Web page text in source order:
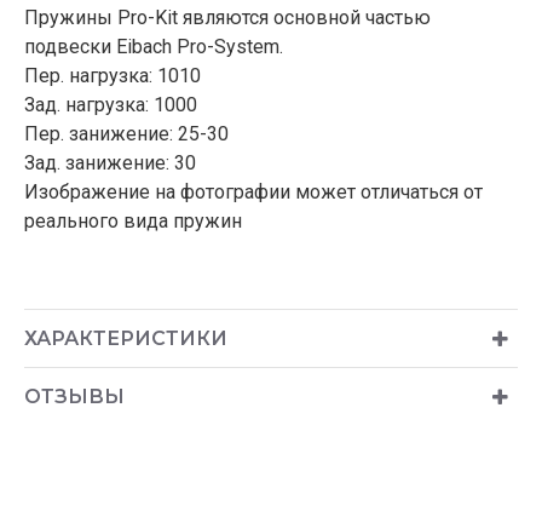
Пружины Pro-Kit являются основной частью
подвески Eibach Pro-System.
Пер. нагрузка: 1010
Зад. нагрузка: 1000
Пер. занижение: 25-30
Зад. занижение: 30
Изображение на фотографии может отличаться от
реального вида пружин
ХАРАКТЕРИСТИКИ
ОТЗЫВЫ